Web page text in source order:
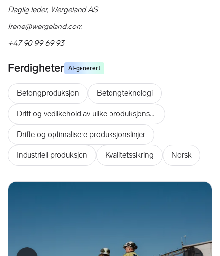
Daglig leder, Wergeland AS
Irene@wergeland.com
+47 90 99 69 93
Ferdigheter AI-generert
Betongproduksjon Betongteknologi
Drift og vedlikehold av ulike produksjonsavdelinger
Drifte og optimalisere produksjonslinjer
Industriell produksjon Kvalitetssikring Norsk